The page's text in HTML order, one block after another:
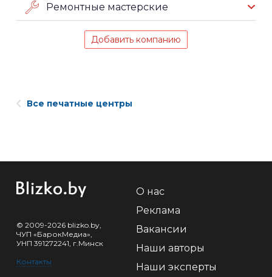
Ремонтные мастерские
Добавить компанию
Все печатные центры
© 2009-2026 blizko.by,
ЧУП «БарокМедиа»,
УНП 391272241, г.Минск
Контакты
О нас
Реклама
Вакансии
Наши авторы
Наши эксперты